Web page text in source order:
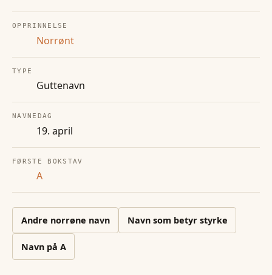
OPPRINNELSE
Norrønt
TYPE
Guttenavn
NAVNEDAG
19. april
FØRSTE BOKSTAV
A
Andre norrøne navn Navn som betyr styrke
Navn på A